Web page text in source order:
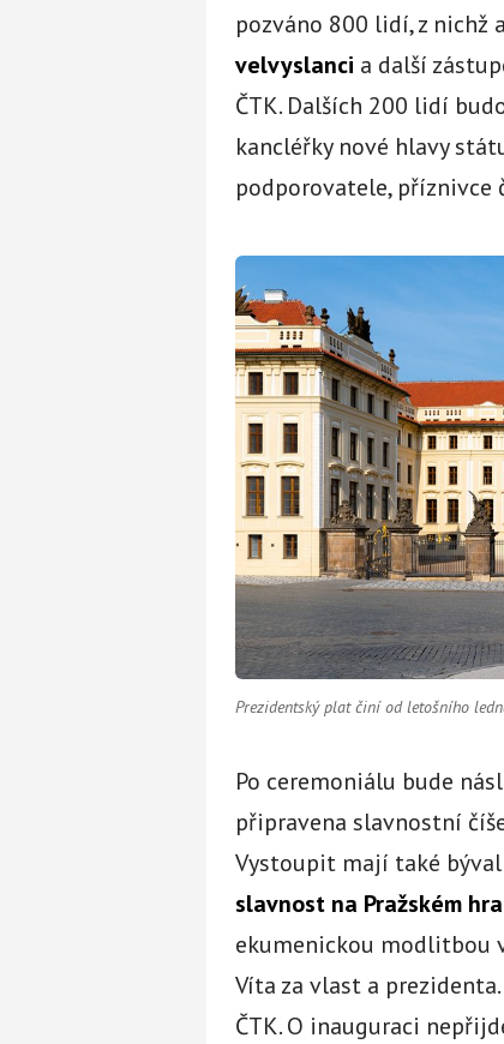
pozváno 800 lidí, z nichž
velvyslanci a další
ČTK. Dalších 200 lidí
kancléřky nové hlavy
podporovatele, příznivce
Prezidentský plat činí od letošního
Po ceremoniálu bude
připravena slavnostní
Vystoupit mají také
slavnost na Pražském
ekumenickou modlitbou
Víta za vlast a
ČTK. O inauguraci